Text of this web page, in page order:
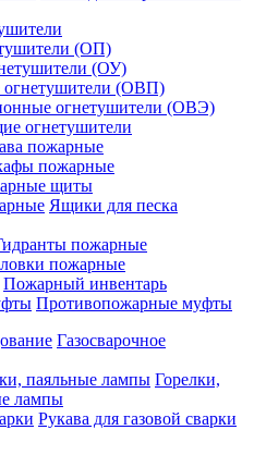
(ОП)
(ОУ)
(ОВП)
огнетушители (ОВЭ)
огнетушители
пожарные
пожарные
щиты
Ящики для песка
пожарные
пожарные
Пожарный инвентарь
Противопожарные муфты
Газосварочное
Горелки,
лампы
Рукава для газовой сварки